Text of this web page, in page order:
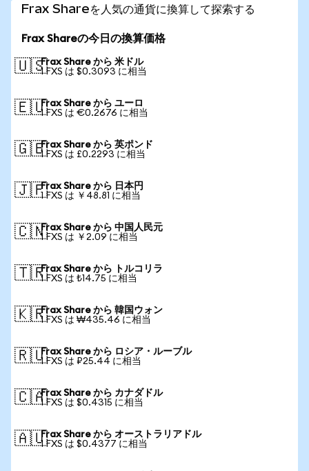
Frax Shareを人気の通貨に換算して探索する
Frax Shareの今日の換算価格
🇺🇸Frax Share から 米ドル
1 FXS は $0.3093 に相当
🇪🇺Frax Share から ユーロ
1 FXS は €0.2676 に相当
🇬🇧Frax Share から 英ポンド
1 FXS は £0.2293 に相当
🇯🇵Frax Share から 日本円
1 FXS は ￥48.81 に相当
🇨🇳Frax Share から 中国人民元
1 FXS は ￥2.09 に相当
🇹🇷Frax Share から トルコリラ
1 FXS は ₺14.75 に相当
🇰🇷Frax Share から 韓国ウォン
1 FXS は ₩435.46 に相当
🇷🇺Frax Share から ロシア・ルーブル
1 FXS は ₽25.44 に相当
🇨🇦Frax Share から カナダドル
1 FXS は $0.4315 に相当
🇦🇺Frax Share から オーストラリアドル
1 FXS は $0.4377 に相当